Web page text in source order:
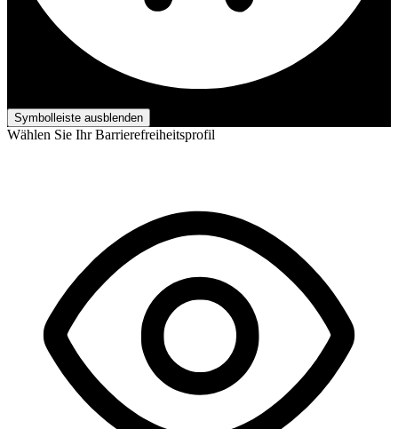
Symbolleiste ausblenden
Wählen Sie Ihr Barrierefreiheitsprofil